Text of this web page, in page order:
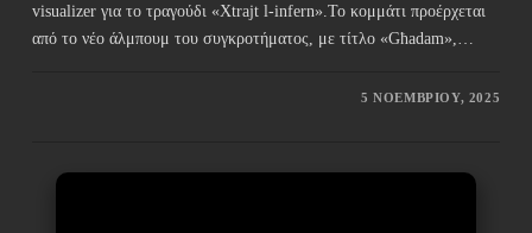
visualizer για το τραγούδι «Xtrajt l-infern».Το κομμάτι προέρχεται
από το νέο άλμπουμ του συγκροτήματος, με τίτλο «Għadam»,…
5 ΝΟΕΜΒΡΊΟΥ, 2025